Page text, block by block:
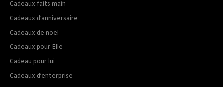
Cadeaux faits main
Cadeaux d’anniversaire
Cadeaux de noel
Cadeaux pour Elle
Cadeau pour lui
Cadeaux d’enterprise